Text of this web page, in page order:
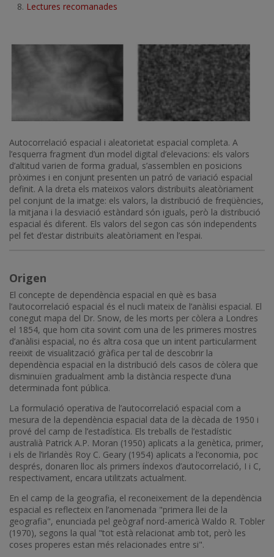
Lectures recomanades
Autocorrelació espacial i aleatorietat espacial completa. A
l’esquerra fragment d’un model digital d’elevacions: els valors
d’altitud varien de forma gradual, s’assemblen en posicions
pròximes i en conjunt presenten un patró de variació espacial
definit. A la dreta els mateixos valors distribuïts aleatòriament
pel conjunt de la imatge: els valors, la distribució de freqüències,
la mitjana i la desviació estàndard són iguals, però la distribució
espacial és diferent. Els valors del segon cas són independents
pel fet d’estar distribuïts aleatòriament en l’espai.
Origen
El concepte de dependència espacial en què es basa
l’autocorrelació espacial és el nucli mateix de l’anàlisi espacial. El
conegut mapa del Dr. Snow, de les morts per còlera a Londres
el 1854, que hom cita sovint com una de les primeres mostres
d’anàlisi espacial, no és altra cosa que un intent particularment
reeixit de visualització gràfica per tal de descobrir la
dependència espacial en la distribució dels casos de còlera que
disminuïen gradualment amb la distància respecte d’una
determinada font pública.
La formulació operativa de l’autocorrelació espacial com a
mesura de la dependència espacial data de la dècada de 1950 i
prové del camp de l’estadística. Els treballs de l’estadístic
australià Patrick A.P. Moran (1950) aplicats a la genètica, primer,
i els de l’irlandès Roy C. Geary (1954) aplicats a l’economia, poc
després, donaren lloc als primers índexos d’autocorrelació, I i C,
respectivament, encara utilitzats actualment.
En el camp de la geografia, el reconeixement de la dependència
espacial es reflecteix en l’anomenada "primera llei de la
geografia", enunciada pel geògraf nord-americà Waldo R. Tobler
(1970), segons la qual "tot està relacionat amb tot, però les
coses properes estan més relacionades entre si".